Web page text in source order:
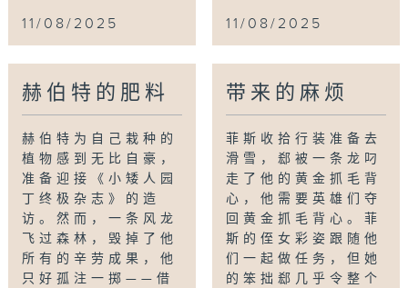
11/08/2025 11/08/2025
赫伯特的肥料
赫伯特为自己栽种的
植物感到无比自豪，
准备迎接《小矮人园
丁终极杂志》的造
访。然而，一条风龙
飞过森林，毁掉了他
所有的辛劳成果，他
只好孤注一掷——借
带来的麻烦
菲斯收拾行装准备去
滑雪，郄被一条龙叼
走了他的黄金抓毛背
心，他需要英雄们夺
回黄金抓毛背心。菲
斯的侄女彩姿跟随他
们一起做任务，但她
的笨拙郄几乎令整个